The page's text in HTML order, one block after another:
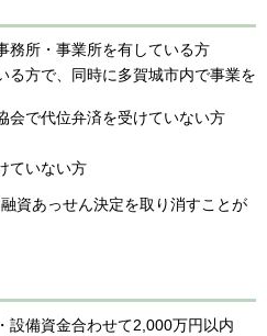
務所・事業所を有している方
る方で、同時に多賀城市内で事業を
会で代位弁済を受けていない方
ていない方
資あっせん決定を取り消すことが
設備資金合わせて2,000万円以内